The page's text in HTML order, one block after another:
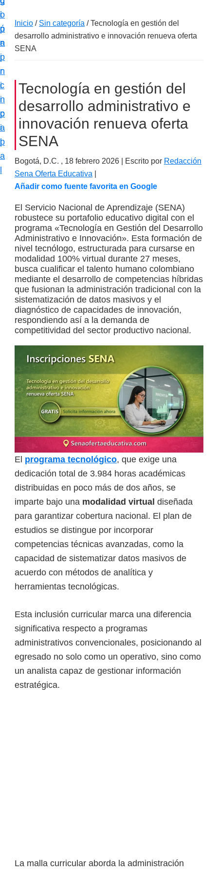
i
ó
n
p
r
i
n
c
i
p
a
o
p
r
i
n
c
i
p
a
l
i
n
a
a
c
i
i
a
l
i
z
a
d
a
s
o
b
r
e
c
r
s
o
r
t
u
a
l
e
s
,
t
é
n
i
c
o
s
y
d
Inicio / Sin categoría /Tecnología en gestión del
desarrollo administrativo e innovación renueva oferta
SENA
Tecnología en gestión del
desarrollo administrativo e
innovación renueva oferta
SENA
Bogotá, D.C. , 18 febrero 2026 | Escrito por Redacción
Sena Oferta Educativa
Añadir como fuente favorita en Google
El Servicio Nacional de Aprendizaje (SENA)
robustece su portafolio educativo digital con el
programa «Tecnología en Gestión del Desarrollo
Administrativo e Innovación». Esta formación de
nivel tecnólogo, estructurada para cursarse en
modalidad 100% virtual durante 27 meses,
busca cualificar el talento humano colombiano
mediante el desarrollo de competencias híbridas
que fusionan la administración tradicional con la
sistematización de datos masivos y el
diagnóstico de capacidades de innovación,
respondiendo así a la demanda de
competitividad del sector productivo nacional.
El programa tecnológico, que exige una
dedicación total de 3.984 horas académicas
distribuidas en poco más de dos años, se
imparte bajo una modalidad virtual diseñada
para garantizar cobertura nacional. El plan de
estudios se distingue por incorporar
competencias técnicas avanzadas, como la
capacidad de sistematizar datos masivos de
acuerdo con métodos de analítica y
herramientas tecnológicas.
Esta inclusión curricular marca una diferencia
significativa respecto a programas
administrativos convencionales, posicionando al
egresado no solo como un operativo, sino como
un analista capaz de gestionar información
estratégica.
La malla curricular aborda la administración